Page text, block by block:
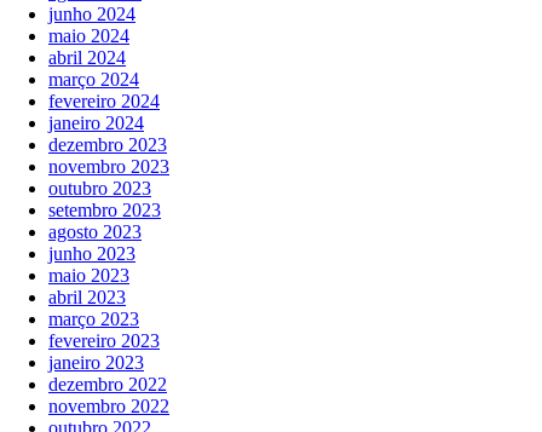
junho 2024
maio 2024
abril 2024
março 2024
fevereiro 2024
janeiro 2024
dezembro 2023
novembro 2023
outubro 2023
setembro 2023
agosto 2023
junho 2023
maio 2023
abril 2023
março 2023
fevereiro 2023
janeiro 2023
dezembro 2022
novembro 2022
outubro 2022